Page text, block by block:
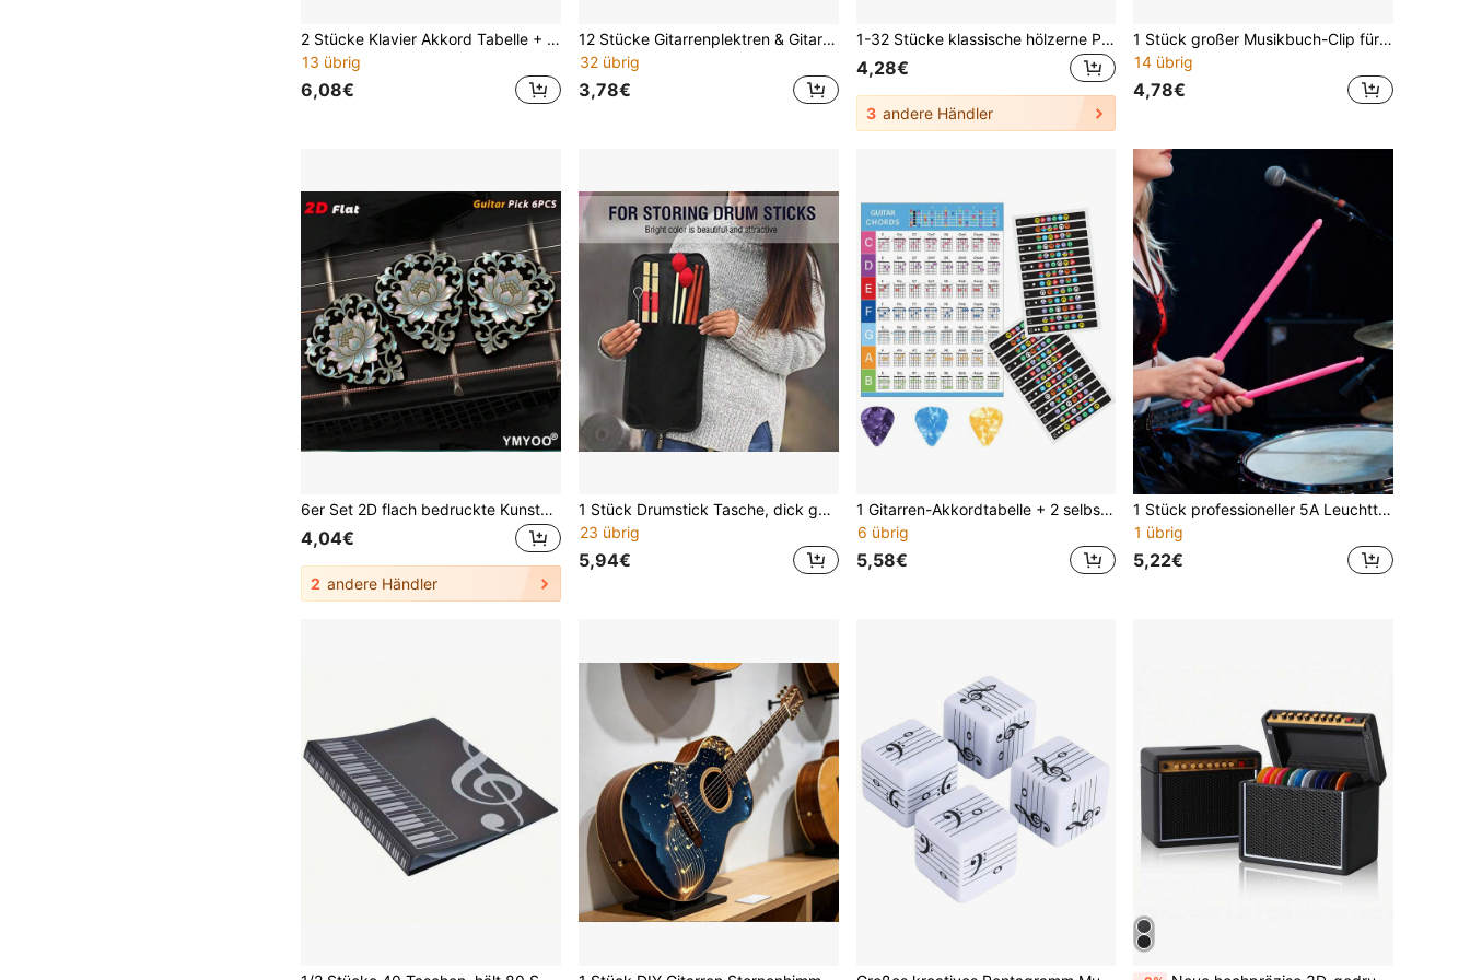
2 Stücke Klavier Akkord Tabelle + Musiktheorie Blatt, Klavier Tastatur und Noten Korrespondenz Tabelle, Klavier Musiktheorie Wissen, Häufige Klavier Akkord Tabelle, Geeignet für Klavier/Keyboard Anfänger Lernen und Klavierlehrer, Doppelseitig laminiert, langanhaltend
13 übrig
6,08€
12 Stücke Gitarrenplektren & Gitarrenplektrenhalter, geeignet für Akustikgitarre, E-Gitarre, Bass, Ukulele, Gitarrenzubehör Box mit 2 Plektrenhaltern und 10 Plektren
32 übrig
3,78€
1-32 Stücke klassische hölzerne Perkussionsinstrumente, 8-Zoll Rhythmus-Sticks aus natürlichem Hartholz, Musikinstrumente, Musikinstrumente, Otamatone, Silikon-Fingerhüllen, Klapperstäbe
4,28€
3 andere Händler
1 Stück großer Musikbuch-Clip für Klavier, Gitarre und Violine, hält Notenblätter sicher für einfaches Lesen, Schulbedarf, Tagebuchzubehör, Schulanfangszubehör, Schulstationerei, Weihnachtsgeschenk
14 übrig
4,78€
6er Set 2D flach bedruckte Kunstperlen Perlmutt-Effekt Lotus-Ranke Gitarren-Plektren, langanhaltend Dreieck-Plektren kompatibel mit Akustik- und E-Gitarren, geeignet für tägliches Üben und Live-Auftritte, mit Aufbewahrungsbox, ideales Geschenk für Liebhaber des chinesischen Stils
4,04€
2 andere Händler
1 Stück Drumstick Tasche, dick gepolstert um 4 Paar Drumsticks zu halten, verschiedene Farboptionen, tragbares Rucksack-Design, perfektes Instrumenten-Zubehör Geschenk
23 übrig
5,94€
1 Gitarren-Akkordtabelle + 2 selbstklebende Gitarren-Griffbrett-Notensticker + 3 Gitarrenplektren (zufällige Farbe, 0,71 mm Dicke), beste Gitarren-Lernwerkzeuge für Anfänger
6 übrig
5,58€
1 Stück professioneller 5A Leuchttrommelbesen, hochsichtbares fluoreszierendes Nylon-Spitzen-Design, Premium-Bühnenperformance-Trommelbesen, verstärkter Griff, ausgewogenes Gewicht, [Leuchtende Perkussions-Accessoire-Set], ideal für Live-Konzerte, Nachtauftritte, Bühnenshows, Bandproben, Musikfestivals, Schlagzeuger und professionelle Musiker
1 übrig
5,22€